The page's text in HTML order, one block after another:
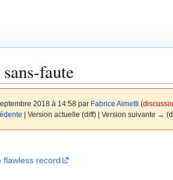
faute
2018 à 14:58 par Fabrice Aimetti (
| Version actuelle (diff) | Version suivante →
flawless record